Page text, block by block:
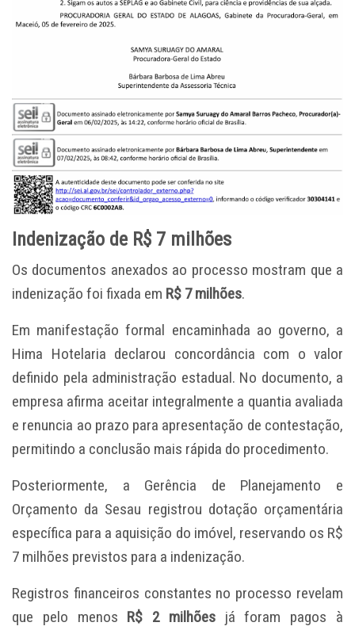
Indenização de R$ 7 milhões
Os documentos anexados ao processo mostram que a
indenização foi fixada em R$ 7 milhões.
Em manifestação formal encaminhada ao governo, a
Hima Hotelaria declarou concordância com o valor
definido pela administração estadual. No documento, a
empresa afirma aceitar integralmente a quantia avaliada
e renuncia ao prazo para apresentação de contestação,
permitindo a conclusão mais rápida do procedimento.
Posteriormente, a Gerência de Planejamento e
Orçamento da Sesau registrou dotação orçamentária
específica para a aquisição do imóvel, reservando os R$
7 milhões previstos para a indenização.
Registros financeiros constantes no processo revelam
que pelo menos R$ 2 milhõesjá foram pagos à